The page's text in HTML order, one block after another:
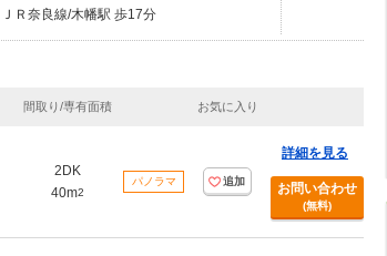
ＪＲ奈良線/木幡駅 歩17分
間取り/専有面積 お気に入り
2DK
40m2
パノラマ 追加
詳細を見る
お問い合わせ
(無料)